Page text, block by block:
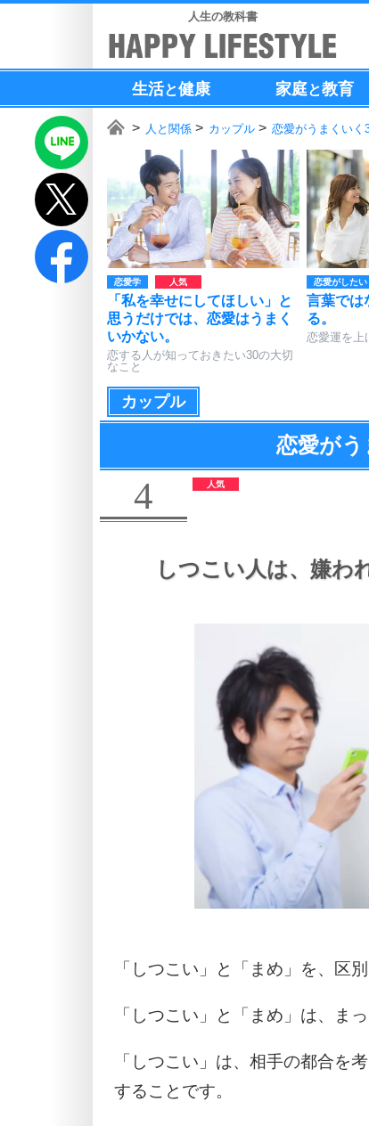
人生の教科書
生活と健康 家庭と教育
人と関係 カップル 恋愛がうまくいく
恋愛学
「私を幸せにしてほしい」と
思うだけでは、恋愛はうまく
いかない。
恋する人が知っておきたい30の大切
なこと
恋愛がしたい
言葉では
る。
恋愛運を上
カップル
恋愛がう
4
しつこい人は、 嫌わ
「しつこい」と「まめ」を、区
「しつこい」と「まめ」は、ま
「しつこい」は、相手の都合を
することです。